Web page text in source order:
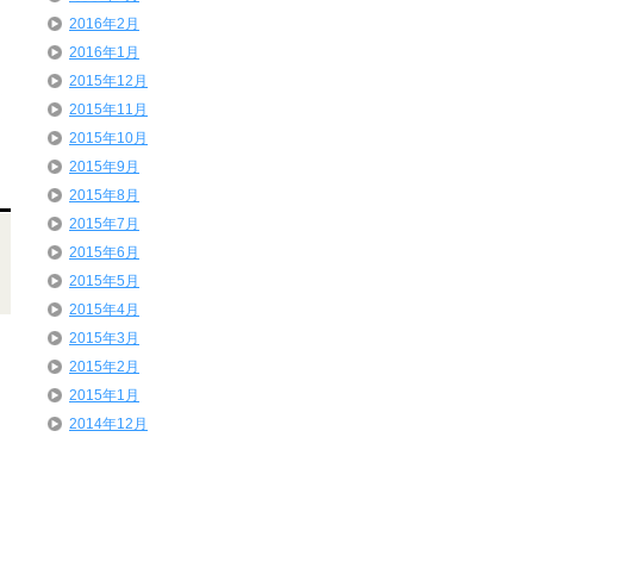
2016年2月
2016年1月
2015年12月
2015年11月
2015年10月
2015年9月
2015年8月
2015年7月
2015年6月
2015年5月
2015年4月
2015年3月
2015年2月
2015年1月
2014年12月